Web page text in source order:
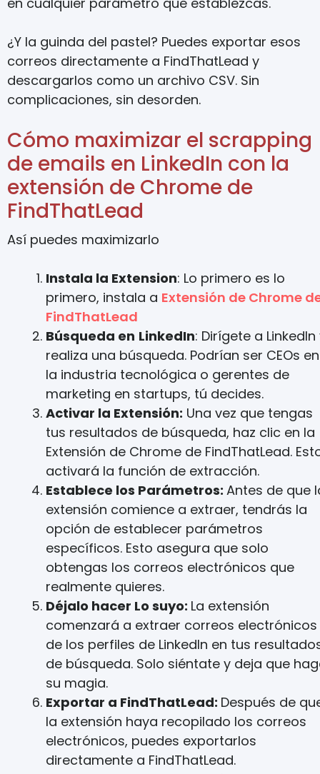
¿Y la guinda del pastel? Puedes exportar esos
correos directamente a FindThatLead y
descargarlos como un archivo CSV. Sin
complicaciones, sin desorden.
Cómo maximizar el scrapping
de emails en LinkedIn con la
extensión de Chrome de
FindThatLead
Así puedes maximizarlo
Instala la Extension: Lo primero es lo
primero, instala a Extensión de Chrome
FindThatLead
Búsqueda en LinkedIn: Dirígete a LinkedIn
realiza una búsqueda. Podrían ser CEOs en
la industria tecnológica o gerentes de
marketing en startups, tú decides.
Activar la Extensión: Una vez que tengas
tus resultados de búsqueda, haz clic en la
Extensión de Chrome de FindThatLead.
activará la función de extracción.
Establece los Parámetros: Antes de que
extensión comience a extraer, tendrás la
opción de establecer parámetros
específicos. Esto asegura que solo
obtengas los correos electrónicos que
realmente quieres.
Déjalo hacer Lo suyo: La extensión
comenzará a extraer correos electrónicos
de los perfiles de LinkedIn en tus
de búsqueda. Solo siéntate y deja que
su magia.
Exportar a FindThatLead: Después de
la extensión haya recopilado los correos
electrónicos, puedes exportarlos
directamente a FindThatLead.